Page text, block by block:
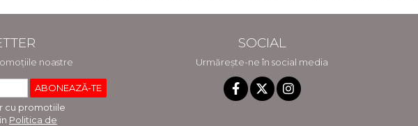
noastre
cu promotiile
Politica de
SOCIAL
Urmărește-ne în social media